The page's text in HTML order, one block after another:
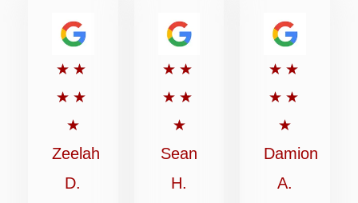
★ ★
★ ★
★
Rated
5
out
of
Zeelah
D.
★ ★
★ ★
★
Rated
5
out
of
Sean
H.
★ ★
★ ★
★
Rated
5
of
Damion
A.